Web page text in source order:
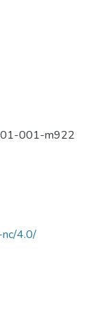
001-m922
4.0/